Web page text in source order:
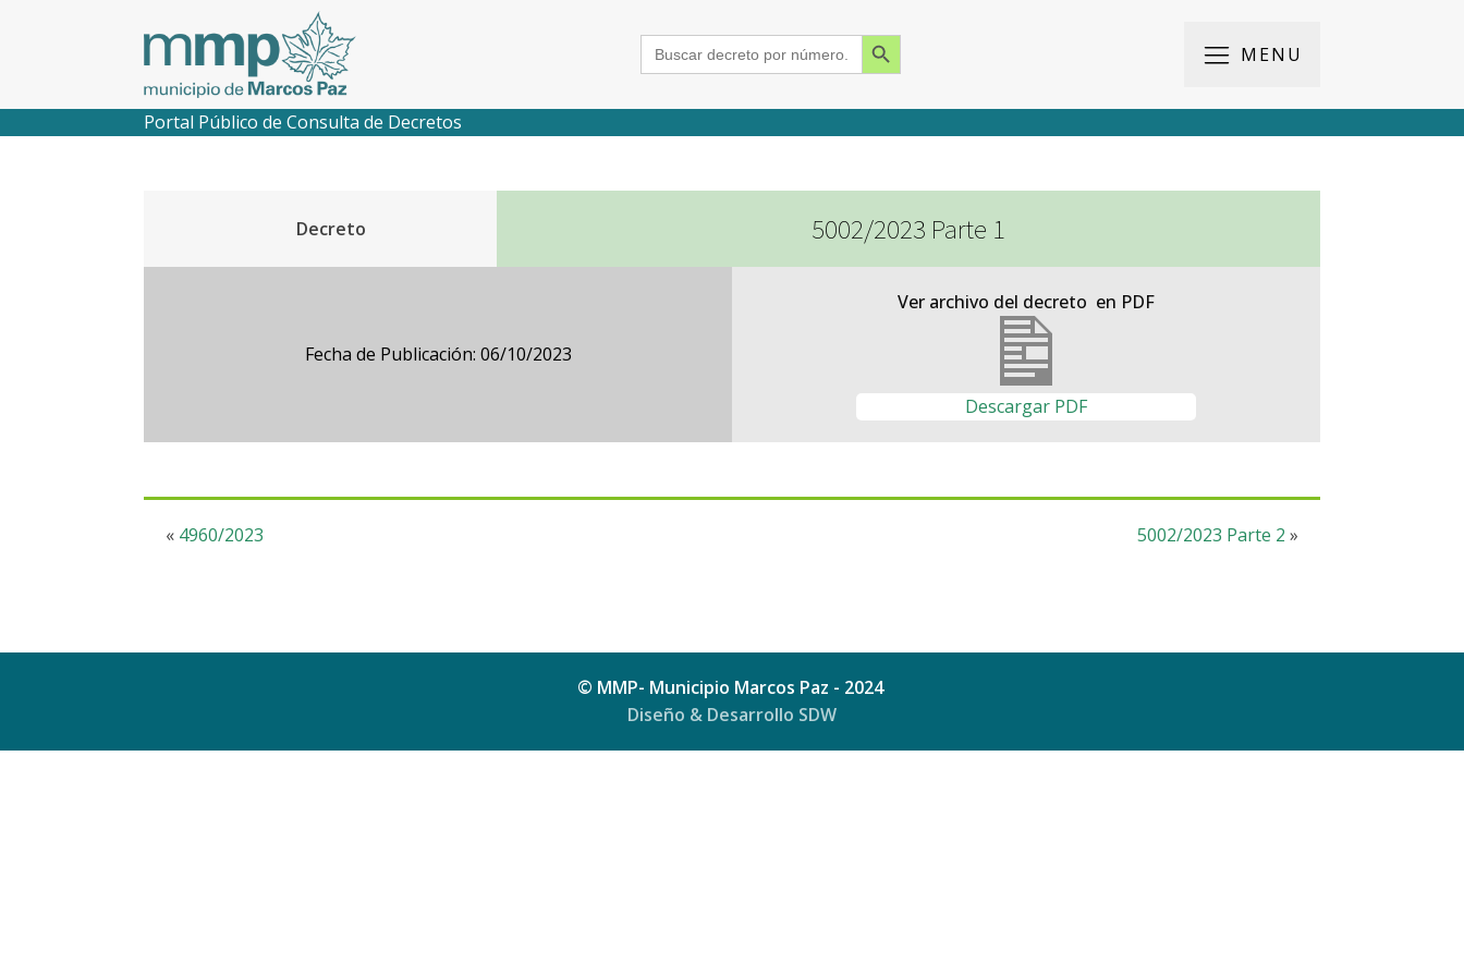
Search
for:
Search Button
MENU
2017
2016
2015
Portal Público de Consulta de Decretos
Decreto 5002/2023 Parte 1
Fecha de Publicación: 06/10/2023
Ver archivo del decreto en PDF
Descargar PDF
« 4960/2023 5002/2023 Parte 2 »
© MMP- Municipio Marcos Paz - 2024
Diseño & Desarrollo SDW